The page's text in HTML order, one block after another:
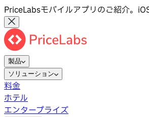
PriceLabsモバイルアプリのご紹介。
製品
ソリューション
料金
ホテル
エンタープライズ